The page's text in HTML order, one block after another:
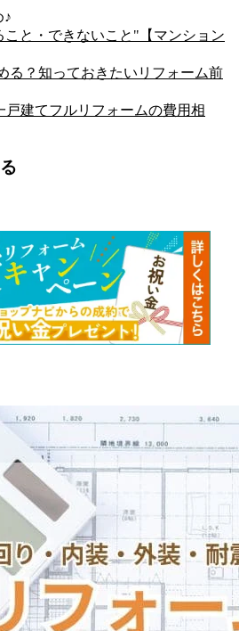
♪
と・できないこと"【マンション
る？知っておきたいリフォーム前
戸建てフルリフォームの費用相